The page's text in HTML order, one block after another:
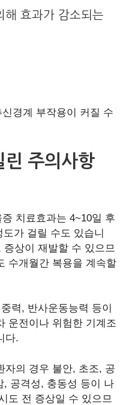
해 효과가 감소되는
경계 부작용이 커질 수
린 주의사항
치료효과는 4~10일 후
가 걸릴 수도 있습니
상이 재발할 수 있으므
수개월간 복용을 계속할
력, 반사운동능력 등이
운전이나 위험한 기계조
다.
의 경우 불안, 초조, 공
, 공격성, 충동성 등이 나
도 전 증상일 수 있으므